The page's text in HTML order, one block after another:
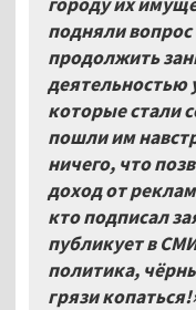
подняли
продолжить
деятельностью
которые стали
пошли им
ничего, что
доход от
кто подписал
публикует в
политика,
грязи